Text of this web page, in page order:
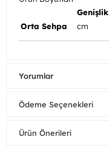
Genişlik
Orta Sehpa
cm
Yorumlar
Ödeme Seçenekleri
Ürün Önerileri